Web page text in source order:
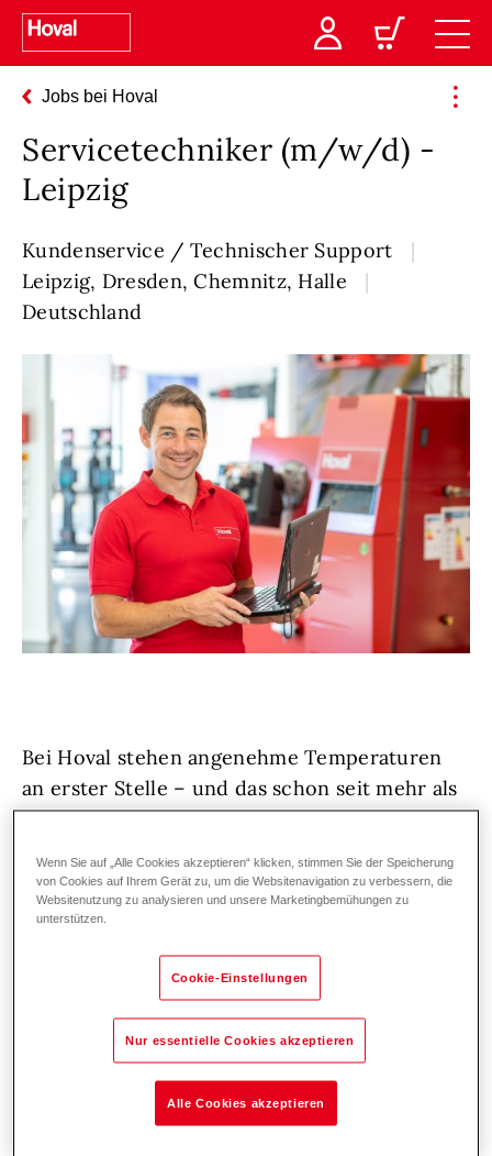
Jobs bei Hoval
Servicetechniker (m/w/d) -
Leipzig
Kundenservice / Technischer Support
Leipzig, Dresden, Chemnitz, Halle
Deutschland
Bei Hoval stehen angenehme Temperaturen
an erster Stelle – und das schon seit mehr als
75 Jahren. Unsere Kund:innen in der Heiz-
Lösungen und exzellenten Service,
deutschland- und weltweit. Denn wir bei
Wir wachsen weiter und suchen zur
Unterstützung aufgeschlossene
Persönlichkeiten, die sich voller Herzblut um
ihre Aufgaben kümmern, frische Impulse
setzen und durch ihren vorausschauenden
Wenn Sie auf „Alle Cookies akzeptieren“ klicken, stimmen Sie der Speicherung
von Cookies auf Ihrem Gerät zu, um die Websitenavigation zu verbessern, die
Websitenutzung zu analysieren und unsere Marketingbemühungen zu
unterstützen.
Cookie-Einstellungen
Nur essentielle Cookies akzeptieren
Alle Cookies akzeptieren